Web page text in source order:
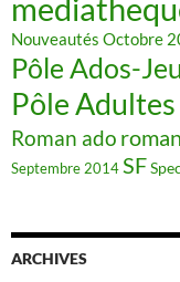
Nouveautés Octobre
Pôle Ados-
Pôle Adultes
Roman ado
Septembre 2014SF
ARCHIVES